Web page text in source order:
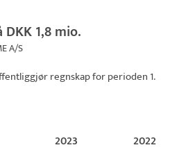
1,8 mio.
A/S
regnskap for perioden 1.
2023 2022